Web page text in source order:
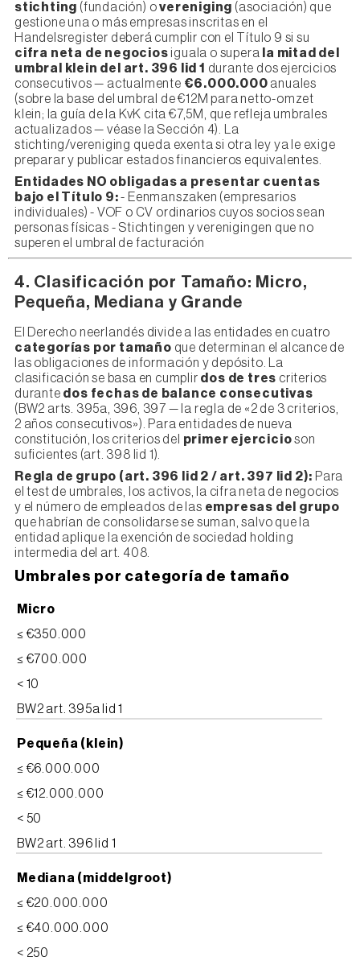
stichting (fundación) overeniging (asociación) que
gestione una o más empresas inscritas en el
Handelsregister deberá cumplir con el Título 9 si su
cifra neta de negocios iguala o supera
la mitad del
umbral klein del art. 396 lid 1 durante dos ejercicios
consecutivos — actualmente €6.000.000 anuales
(sobre la base del umbral de €12M para netto-omzet
klein; la guía de la KvK cita €7,5M, que refleja umbrales
actualizados — véase la Sección 4). La
stichting/vereniging queda exenta si otra ley ya le exige
preparar y publicar estados financieros equivalentes.
Entidades NO obligadas a presentar cuentas
bajo el Título 9:- Eenmanszaken (empresarios
individuales) - VOF o CV ordinarios cuyos socios sean
personas físicas - Stichtingen y verenigingen que no
superen el umbral de facturación
4. Clasificación por Tamaño: Micro,
Pequeña, Mediana y Grande
El Derecho neerlandés divide a las entidades en cuatro
categorías por tamaño que determinan el alcance de
las obligaciones de información y depósito. La
clasificación se basa en cumplir dos de tres criterios
durante dos fechas de balance consecutivas
(BW2 arts. 395a, 396, 397 — la regla de «2 de 3 criterios,
2 años consecutivos»). Para entidades de nueva
constitución, los criterios del primer ejercicioson
suficientes (art. 398 lid 1).
Regla de grupo (art. 396 lid 2 / art. 397 lid 2): Para
el test de umbrales, los activos, la cifra neta de negocios
y el número de empleados de las empresas del grupo
que habrían de consolidarse se suman, salvo que la
entidad aplique la exención de sociedad holding
intermedia del art. 408.
Umbrales por categoría de tamaño
Micro
≤ €350.000
≤ €700.000
< 10
BW2 art. 395a lid 1
Pequeña (klein)
≤ €6.000.000
≤ €12.000.000
< 50
BW2 art. 396 lid 1
Mediana (middelgroot)
≤ €20.000.000
≤ €40.000.000
< 250